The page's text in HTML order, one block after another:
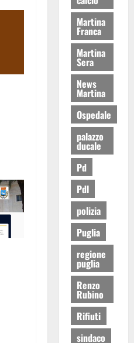
Martina
Franca
Martina
Sera
News
Martina
Ospedale
palazzo
ducale
Pd
Pdl
polizia
Puglia
regione
puglia
Renzo
Rubino
Rifiuti
sindaco